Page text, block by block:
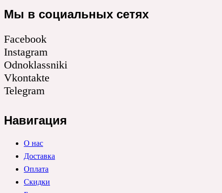
Мы в социальных сетях
Facebook
Instagram
Odnoklassniki
Vkontakte
Telegram
Навигация
О нас
Доставка
Оплата
Скидки